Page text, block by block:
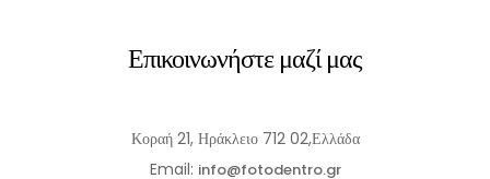
Επικοινωνήστε μαζί μας
Κοραή 21, Ηράκλειο 712 02,Ελλάδα
Email: info@fotodentro.gr